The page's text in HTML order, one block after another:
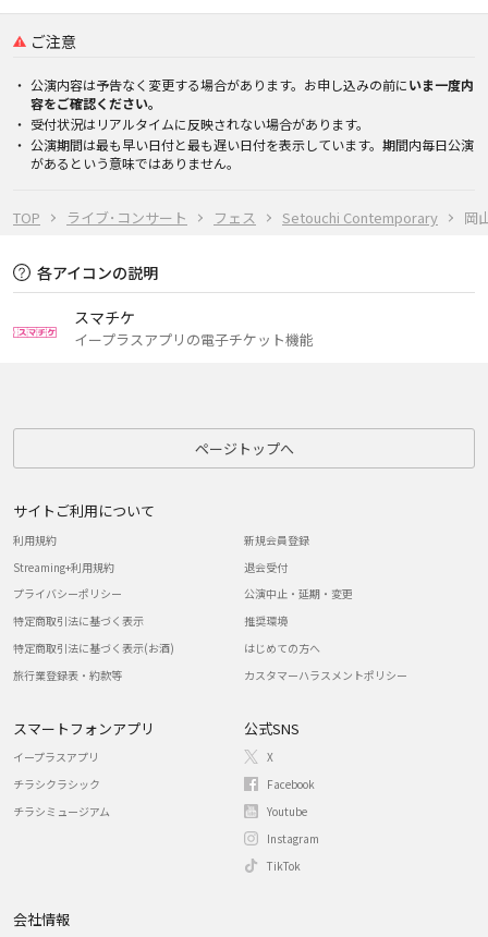
TOP ライブ･コンサート フェス Setouchi Contemporary 岡
ご注意
公演内容は予告なく変更する場合があります。お申し込みの前にいま一度内
容をご確認ください。
受付状況はリアルタイムに反映されない場合があります。
公演期間は最も早い日付と最も遅い日付を表示しています。期間内毎日公演
があるという意味ではありません。
各アイコンの説明
スマチケ
イープラスアプリの電子チケット機能
ページトップへ
サイトご利用について
利用規約
Streaming+利用規約
プライバシーポリシー
特定商取引法に基づく表示
特定商取引法に基づく表示(お酒)
旅行業登録表・約款等
新規会員登録
退会受付
公演中止・延期・変更
推奨環境
はじめての方へ
カスタマーハラスメントポリシー
スマートフォンアプリ
イープラスアプリ
チラシクラシック
チラシミュージアム
公式SNS
X
Facebook
Youtube
Instagram
TikTok
会社情報